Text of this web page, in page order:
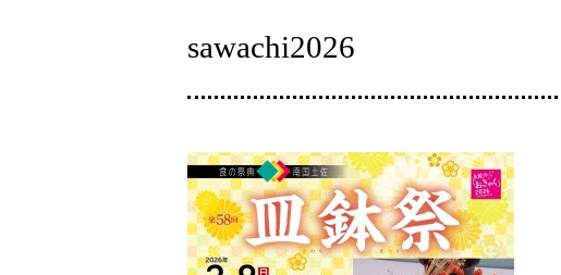
sawachi2026